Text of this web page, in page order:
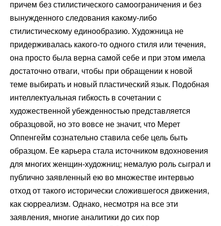
причем без стилистического самоограничения и без
вынужденного следования какому-либо
стилистическому единообразию. Художница не
придерживалась какого-то одного стиля или течения,
она просто была верна самой себе и при этом имела
достаточно отваги, чтобы при обращении к новой
теме выбирать и новый пластический язык. Подобная
интеллектуальная гибкость в сочетании с
художественной убежденностью представляется
образцовой, но это вовсе не значит, что Мерет
Оппенгейм сознательно ставила себе цель быть
образцом. Ее карьера стала источником вдохновения
для многих женщин-художниц; немалую роль сыграл и
публично заявленный ею во множестве интервью
отход от такого исторически сложившегося движения,
как сюрреализм. Однако, несмотря на все эти
заявления, многие аналитики до сих пор